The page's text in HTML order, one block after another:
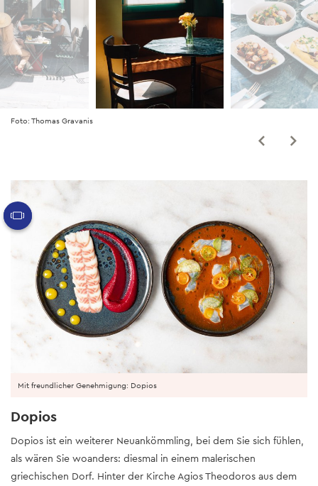
Foto: Thomas Gravanis
Dopios
Dopios ist ein weiterer Neuankömmling, bei dem Sie sich fühlen,
als wären Sie woanders: diesmal in einem malerischen
griechischen Dorf. Hinter der Kirche Agios Theodoros aus dem
Mit freundlicher Genehmigung: Dopios